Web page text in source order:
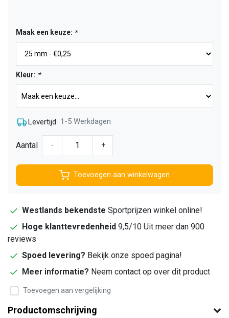
Maak een keuze: *
Kleur: *
Levertijd 1-5 Werkdagen
Aantal - +
Toevoegen aan winkelwagen
Westlands bekendste Sportprijzen winkel online!
Hoge klanttevredenheid 9,5/10 Uit meer dan 900
reviews
Spoed levering? Bekijk onze spoed pagina!
Meer informatie? Neem contact op over dit product
Toevoegen aan vergelijking
Productomschrijving